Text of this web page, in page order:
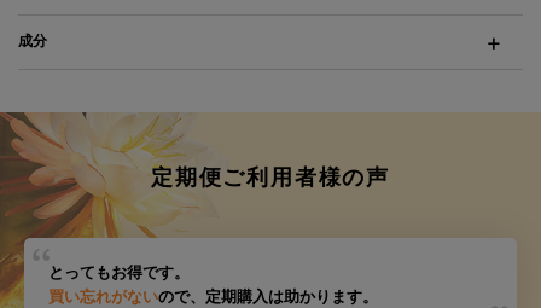
成分
定期便ご利用者様の声
とってもお得です。
買い忘れがないので、定期購入は助かります。